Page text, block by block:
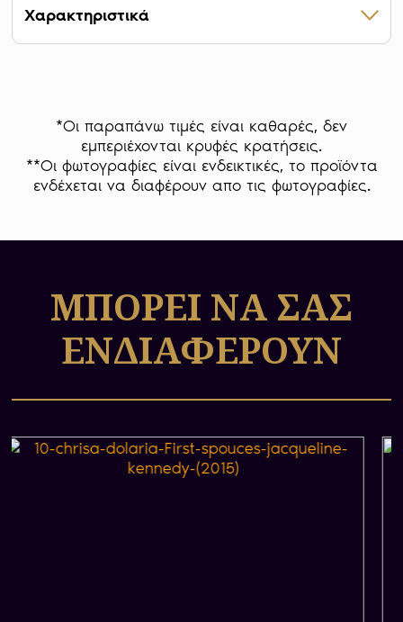
Χαρακτηριστικά
Mintage 1.654
Διάμετρος 26,50 mm
Σχήμα Κυκλικό
Χώρα Η.Π.Α.
*Οι παραπάνω τιμές είναι καθαρές, δεν
εμπεριέχονται κρυφές κρατήσεις.
**Οι φωτογραφίες είναι ενδεικτικές, το προϊόντα
ενδέχεται να διαφέρουν απο τις φωτογραφίες.
ΜΠΟΡΕΙ ΝΑ ΣΑΣ
ΕΝΔΙΑΦΕΡΟΥΝ